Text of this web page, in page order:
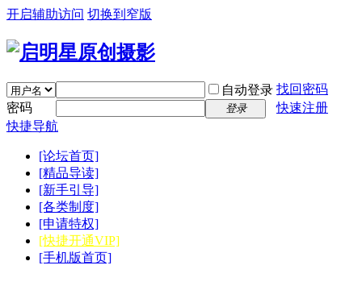
开启辅助访问 切换到窄版
自动登录 找回密码
密码
登录
快速注册
快捷导航
[论坛首页]
[精品导读]
[新手引导]
[各类制度]
[申请特权]
[快捷开通VIP]
[手机版首页]